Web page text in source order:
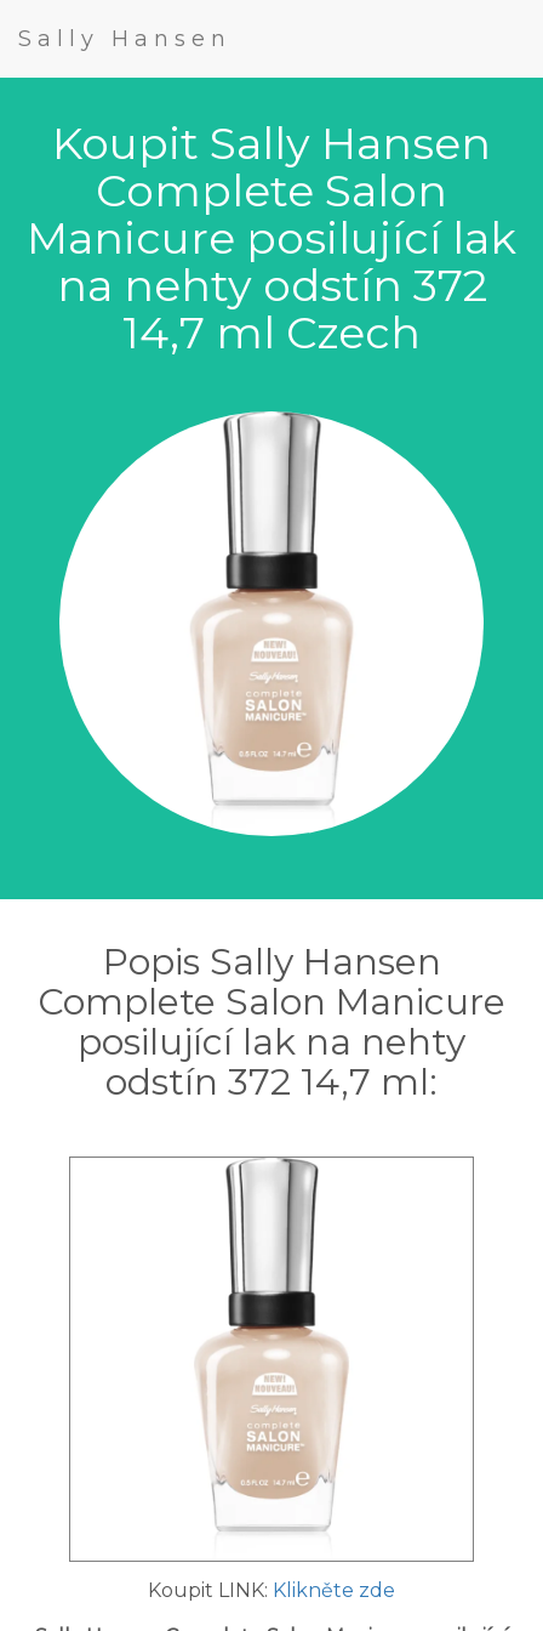
Sally Hansen
Koupit Sally Hansen
Complete Salon
Manicure posilující lak
na nehty odstín 372
14,7 ml Czech
Popis Sally Hansen
Complete Salon Manicure
posilující lak na nehty
odstín 372 14,7 ml:
Koupit LINK: Klikněte zde